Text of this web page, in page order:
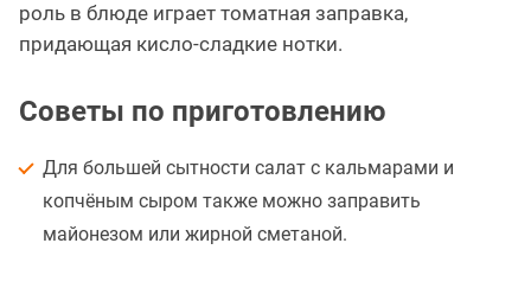
роль в блюде играет томатная заправка,
придающая кисло-сладкие нотки.
Советы по приготовлению
Для большей сытности салат с кальмарами и
копчёным сыром также можно заправить
майонезом или жирной сметаной.